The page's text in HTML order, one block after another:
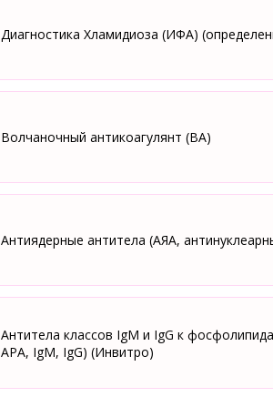
Диагностика Хламидиоза (ИФА)
Волчаночный антикоагулянт (ВА)
Антиядерные антитела (АЯА,
Антитела классов IgM и IgG к
APA, IgM, IgG) (Инвитро)